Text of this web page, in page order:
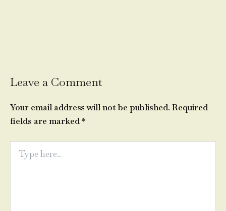
Leave a Comment
Your email address will not be published. Required
fields are marked*
here..